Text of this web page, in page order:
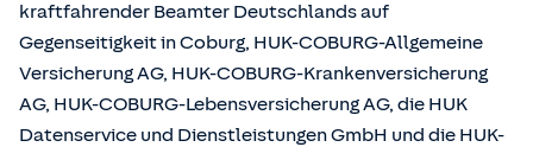
kraftfahrender Beamter Deutschlands auf
Gegenseitigkeit in Coburg, HUK-COBURG-Allgemeine
Versicherung AG, HUK-COBURG-Krankenversicherung
AG, HUK-COBURG-Lebensversicherung AG, die HUK
Datenservice und Dienstleistungen GmbH und die HUK-